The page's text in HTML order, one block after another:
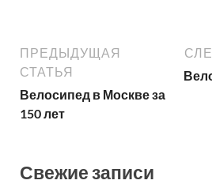
ПРЕДЫДУЩАЯ
СТАТЬЯ
Велосипед в Москве за
150 лет
Свежие записи